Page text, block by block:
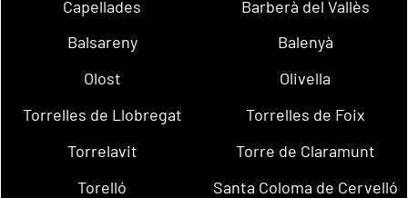
Capellades
Barberà del Vallès
Balsareny
Balenyà
Olost
Olivella
Torrelles de Llobregat
Torrelles de Foix
Torrelavit
Torre de Claramunt
Torelló
Santa Coloma de Cervelló